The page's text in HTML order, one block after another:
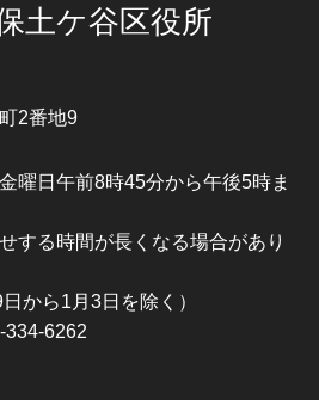
土ケ谷区役所
2番地9
曜日午前8時45分から午後5時ま
する時間が長くなる場合があり
から1月3日を除く）
334-6262